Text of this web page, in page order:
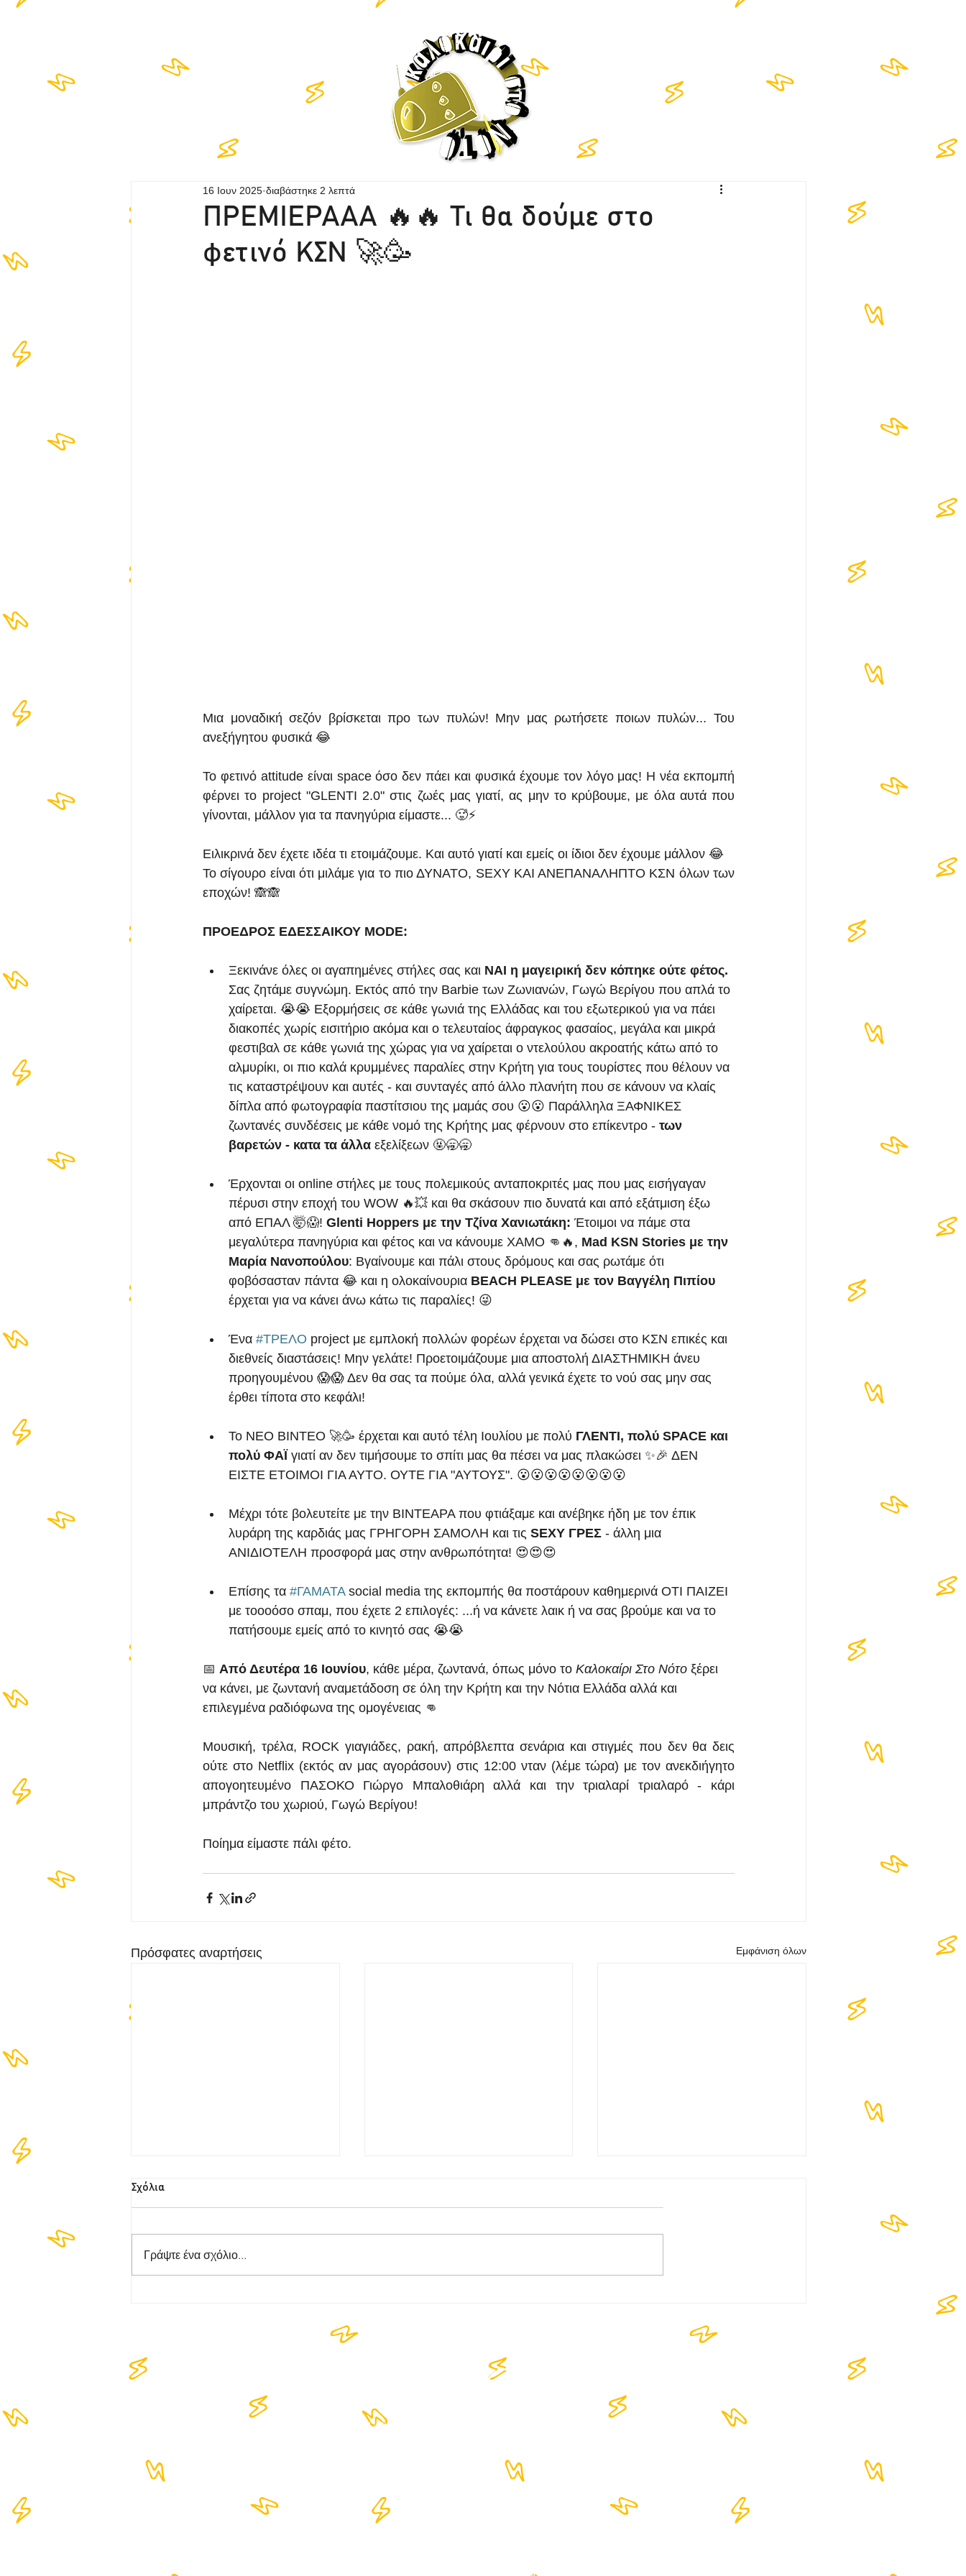
NETWORK
ΠΡΕΜΙΕΡΑΑΑ 🔥🔥 Τι θα δούμε στο
φετινό ΚΣΝ 🚀🥳
16 Ιουν 2025 διαβάστηκε 2 λεπτά
Μια μοναδική σεζόν βρίσκεται προ των πυλών! Μην μας ρωτήσετε ποιων πυλών... Του
ανεξήγητου φυσικά 😂
Το φετινό attitude είναι space όσο δεν πάει και φυσικά έχουμε τον λόγο μας! Η νέα εκπομπή
φέρνει το project "GLENTI 2.0" στις ζωές μας γιατί, ας μην το κρύβουμε, με όλα αυτά που
γίνονται, μάλλον για τα πανηγύρια είμαστε... 🥵⚡
Ειλικρινά δεν έχετε ιδέα τι ετοιμάζουμε. Και αυτό γιατί και εμείς οι ίδιοι δεν έχουμε μάλλον 😂
Το σίγουρο είναι ότι μιλάμε για το πιο ΔΥΝΑΤΟ, SEXY ΚΑΙ ΑΝΕΠΑΝΑΛΗΠΤΟ ΚΣΝ όλων των
εποχών! 🙈🙈
ΠΡΟΕΔΡΟΣ ΕΔΕΣΣΑΙΚΟΥ MODE:
Ξεκινάνε όλες οι αγαπημένες στήλες σας και ΝΑΙ η μαγειρική δεν κόπηκε ούτε φέτος.
Σας ζητάμε συγνώμη. Εκτός από την Barbie των Ζωνιανών, Γωγώ Βερίγου που απλά το
χαίρεται. 😭😭 Εξορμήσεις σε κάθε γωνιά της Ελλάδας και του εξωτερικού για να πάει
διακοπές χωρίς εισιτήριο ακόμα και ο τελευταίος άφραγκος φασαίος, μεγάλα και μικρά
φεστιβαλ σε κάθε γωνιά της χώρας για να χαίρεται ο ντελούλου ακροατής κάτω από το
αλμυρίκι, οι πιο καλά κρυμμένες παραλίες στην Κρήτη για τους τουρίστες που θέλουν να
τις καταστρέψουν και αυτές - και συνταγές από άλλο πλανήτη που σε κάνουν να κλαίς
δίπλα από φωτογραφία παστίτσιου της μαμάς σου 😮😮 Παράλληλα ΞΑΦΝΙΚΕΣ
ζωντανές συνδέσεις με κάθε νομό της Κρήτης μας φέρνουν στο επίκεντρο - των
βαρετών - κατα τα άλλα εξελίξεων 🤬🥱🥱
Έρχονται οι online στήλες με τους πολεμικούς ανταποκριτές μας που μας εισήγαγαν
πέρυσι στην εποχή του WOW 🔥💥 και θα σκάσουν πιο δυνατά και από εξάτμιση έξω
από ΕΠΑΛ 🤯😱! Glenti Hoppers με την Τζίνα Χανιωτάκη: Έτοιμοι να πάμε στα
μεγαλύτερα πανηγύρια και φέτος και να κάνουμε ΧΑΜΟ 👊🔥, Mad KSN Stories με την
Μαρία Νανοπούλου: Βγαίνουμε και πάλι στους δρόμους και σας ρωτάμε ότι
φοβόσασταν πάντα 😂 και η ολοκαίνουρια BEACH PLEASE με τον Βαγγέλη Πιπίου
έρχεται για να κάνει άνω κάτω τις παραλίες! 😜
Ένα #ΤΡΕΛΟ project με εμπλοκή πολλών φορέων έρχεται να δώσει στο ΚΣΝ επικές και
διεθνείς διαστάσεις! Μην γελάτε! Προετοιμάζουμε μια αποστολή ΔΙΑΣΤΗΜΙΚΗ άνευ
προηγουμένου 😱😱 Δεν θα σας τα πούμε όλα, αλλά γενικά έχετε το νού σας μην σας
έρθει τίποτα στο κεφάλι!
Το ΝΕΟ ΒΙΝΤΕΟ 🚀🥳 έρχεται και αυτό τέλη Ιουλίου με πολύ ΓΛΕΝΤΙ, πολύ SPACE και
πολύ ΦΑΪ γιατί αν δεν τιμήσουμε το σπίτι μας θα πέσει να μας πλακώσει ✨🎉 ΔΕΝ
ΕΙΣΤΕ ΕΤΟΙΜΟΙ ΓΙΑ ΑΥΤΟ. ΟΥΤΕ ΓΙΑ "ΑΥΤΟΥΣ". 😮😮😮😮😮😮😮😮
Μέχρι τότε βολευτείτε με την ΒΙΝΤΕΑΡΑ που φτιάξαμε και ανέβηκε ήδη με τον έπικ
λυράρη της καρδιάς μας ΓΡΗΓΟΡΗ ΣΑΜΟΛΗ και τις SEXY ΓΡΕΣ - άλλη μια
ΑΝΙΔΙΟΤΕΛΗ προσφορά μας στην ανθρωπότητα! 😍😍😍
Επίσης τα #ΓΑΜΑΤΑ social media της εκπομπής θα ποστάρουν καθημερινά ΟΤΙ ΠΑΙΖΕΙ
με τοοοόσο σπαμ, που έχετε 2 επιλογές: ...ή να κάνετε λαικ ή να σας βρούμε και να το
πατήσουμε εμείς από το κινητό σας 😭😭
📅 Από Δευτέρα 16 Ιουνίου, κάθε μέρα, ζωντανά, όπως μόνο το Καλοκαίρι Στο Νότο ξέρει
να κάνει, με ζωντανή αναμετάδοση σε όλη την Κρήτη και την Νότια Ελλάδα αλλά και
επιλεγμένα ραδιόφωνα της ομογένειας 👊
Μουσική, τρέλα, ROCK γιαγιάδες, ρακή, απρόβλεπτα σενάρια και στιγμές που δεν θα δεις
ούτε στο Netflix (εκτός αν μας αγοράσουν) στις 12:00 νταν (λέμε τώρα) με τον ανεκδιήγητο
απογοητευμένο ΠΑΣΟΚΟ Γιώργο Μπαλοθιάρη αλλά και την τριαλαρί τριαλαρό - κάρι
μπράντζο του χωριού, Γωγώ Βερίγου!
Ποίημα είμαστε πάλι φέτο.
Πρόσφατες αναρτήσεις Εμφάνιση όλων
Σχόλια
Γράψτε ένα σχόλιο...
Forum